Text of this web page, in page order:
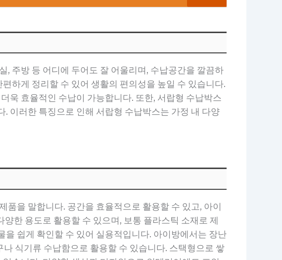
, 주방 등 어디에 두어도 잘 어울리며, 수납공간을 깔끔하
하게 정리할 수 있어 생활의 편의성을 높일 수 있습니다.
욱 효율적인 수납이 가능합니다. 또한, 서랍형 수납박스
이러한 특징으로 인해 서랍형 수납박스는 가정 내 다양
을 말합니다. 공간을 효율적으로 활용할 수 있고, 아이
한 용도로 활용할 수 있으며, 보통 플라스틱 소재로 제
쉽게 확인할 수 있어 실용적입니다. 아이방에서는 장난
식기류 수납함으로 활용할 수 있습니다. 스택형으로 쌓